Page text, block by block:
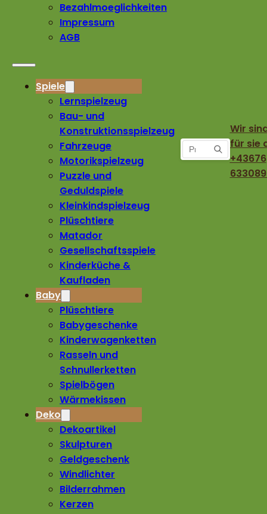
Bezahlmoeglichkeiten
Impressum
AGB
Spiele
Lernspielzeug
Bau- und
Konstruktionsspielzeug
Fahrzeuge
Motorikspielzeug
Puzzle und
Geduldspiele
Kleinkindspielzeug
Plüschtiere
Matador
Gesellschaftsspiele
Kinderküche &
Kaufladen
Baby
Plüschtiere
Babygeschenke
Kinderwagenketten
Rasseln und
Schnullerketten
Spielbögen
Wärmekissen
Deko
Dekoartikel
Skulpturen
Geldgeschenk
Windlichter
Bilderrahmen
Kerzen
Wir
für sie
+43676